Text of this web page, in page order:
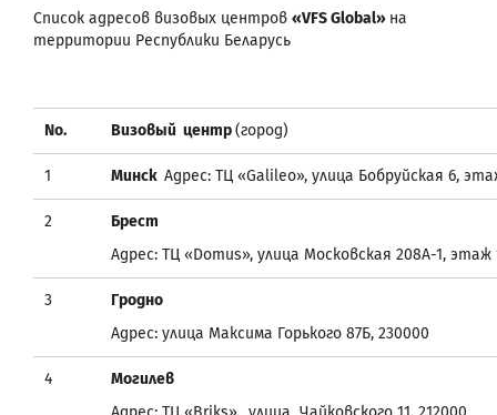
Список адресов визовых центров «VFS Global» на
территории Республики Беларусь
No. Визовый центр(город)
1 Минск Адрес: ТЦ «Galileo», улица Бобруйская 6,
2
Брест
Адрес: ТЦ «Domus», улица Московская 208A-1, этаж
3
Гродно
Адрес: улица Максима Горького 87Б, 230000
4
Могилев